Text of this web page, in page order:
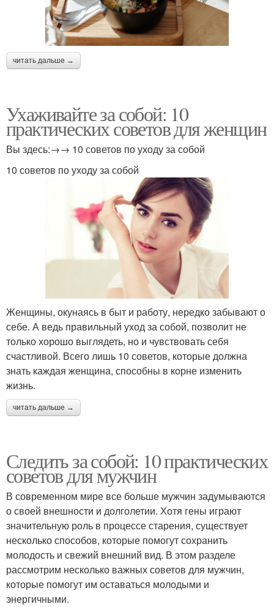
читать дальше →
Ухаживайте за собой: 10
практических советов для женщин
Вы здесь:→→ 10 советов по уходу за собой
10 советов по уходу за собой
Женщины, окунаясь в быт и работу, нередко забывают о
себе. А ведь правильный уход за собой, позволит не
только хорошо выглядеть, но и чувствовать себя
счастливой. Всего лишь 10 советов, которые должна
знать каждая женщина, способны в корне изменить
жизнь.
читать дальше →
Следить за собой: 10 практических
советов для мужчин
В современном мире все больше мужчин задумываются
о своей внешности и долголетии. Хотя гены играют
значительную роль в процессе старения, существует
несколько способов, которые помогут сохранить
молодость и свежий внешний вид. В этом разделе
рассмотрим несколько важных советов для мужчин,
которые помогут им оставаться молодыми и
энергичными.